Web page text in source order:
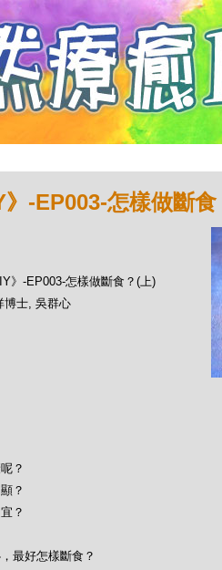
》-EP003-怎樣做斷
》-EP003-怎樣做斷食？(上)
博士, 吳群心
？
？
？
最好怎樣斷食？